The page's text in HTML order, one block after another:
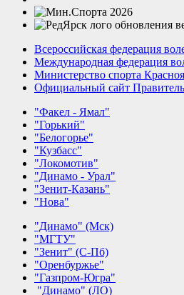
Всероссийская федерация
Международная федерация
Министерство спорта
Официальный сайт
"Факел - Ямал"
"Горький"
"Белогорье"
"Кузбасс"
"Локомотив"
"Динамо - Урал"
"Зенит-Казань"
"Нова"
"Динамо" (Мск)
"МГТУ"
"Зенит" (С-Пб)
"Оренбуржье"
"Газпром-Югра"
"Динамо" (ЛО)